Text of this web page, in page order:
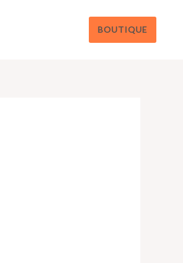
BOUTIQUE